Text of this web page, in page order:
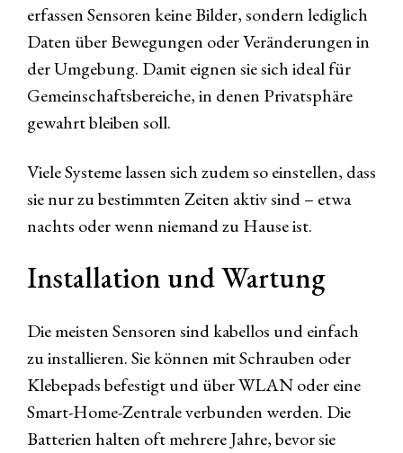
erfassen Sensoren keine Bilder, sondern lediglich
Daten über Bewegungen oder Veränderungen in
der Umgebung. Damit eignen sie sich ideal für
Gemeinschaftsbereiche, in denen Privatsphäre
gewahrt bleiben soll.
Viele Systeme lassen sich zudem so einstellen, dass
sie nur zu bestimmten Zeiten aktiv sind – etwa
nachts oder wenn niemand zu Hause ist.
Installation und Wartung
Die meisten Sensoren sind kabellos und einfach
zu installieren. Sie können mit Schrauben oder
Klebepads befestigt und über WLAN oder eine
Smart-Home-Zentrale verbunden werden. Die
Batterien halten oft mehrere Jahre, bevor sie